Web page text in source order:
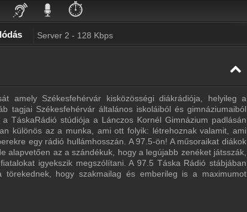
⏱️
Server 2 - 128 Kbps
amely Székesfehérvár kisközösségi diákrádiója, helyileg a
tagjai Székesfehérvár általános iskoláiból és gimnáziumaiból
TáskaRádió stúdiója a Lánczos Kornél Gimnázium padlásán
különös az a munka, ami ott folyik: létrehoznak valamit, ami
egy rádió hullámhosszán. A 97.5-ön! A műsoraikat diákok
alapvetően az a szándékuk, hogy a legújabb zenéket játsszák,
igyekszik megszólítani. A 97.5 Táska Rádió stábjában
hogy szakmailag és emberileg is a maximumot